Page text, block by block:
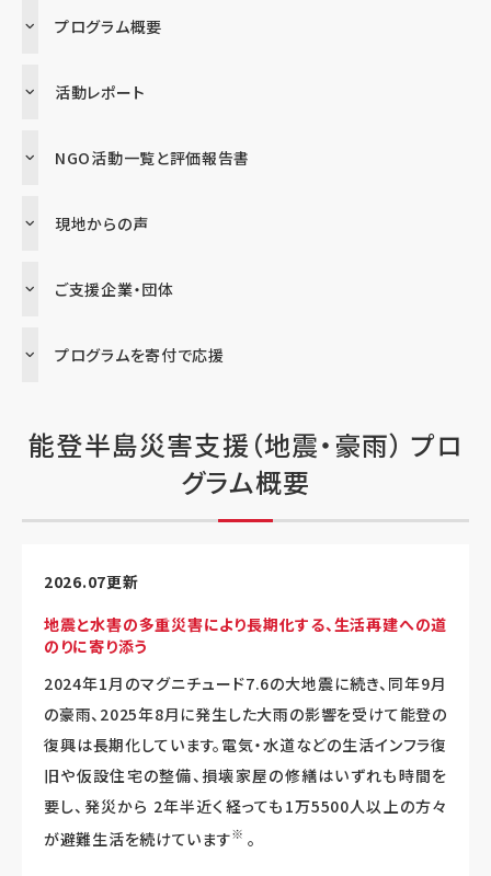
プログラム概要
活動レポート
NGO活動一覧と評価報告書
現地からの声
ご支援企業・団体
プログラムを寄付で応援
能登半島災害支援（地震・豪雨） プロ
グラム概要
2026.07更新
地震と水害の多重災害により長期化する、生活再建への道
のりに寄り添う
2024年1月のマグニチュード7.6の大地震に続き、同年9月
の豪雨、2025年8月に発生した大雨の影響を受けて能登の
復興は長期化しています。電気・水道などの生活インフラ復
旧や仮設住宅の整備、損壊家屋の修繕はいずれも時間を
要し、発災から 2年半近く経っても1万5500人以上の方々
が避難生活を続けています※ 。